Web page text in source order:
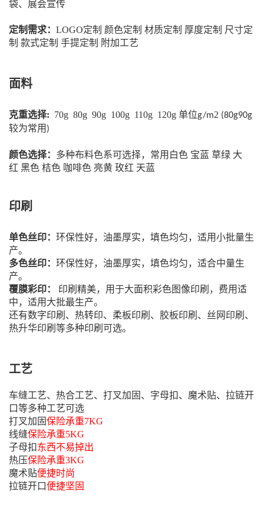
袋、展会宣传
定制需求： LOGO定制 颜色定制 材质定制 厚度定制 尺寸定
制 款式定制 手提定制 附加工艺
面料
克重选择: 70g 80g 90g 100g 110g 120g 单位g/m2 (80g90g
较为常用 )
颜色选择： 多种布料色系可选择，常用白色 宝蓝 草绿 大
红 黑色 桔色 咖啡色 亮黄 玫红 天蓝
印刷
单色丝印： 环保性好，油墨厚实，填色均匀，适用小批量生
产。
多色丝印： 环保性好，油墨厚实，填色均匀，适合中量生
产。
覆膜彩印：
印刷精美，用于大面积彩色图像印刷，费用适
中，适用大批最生产。
还有数字印刷、热转印、柔板印刷、胶板印刷、丝网印刷、
热升华印刷等多种印刷可选。
工艺
车缝工艺、热合工艺、打叉加固、字母扣、魔术贴、拉链开
口等多种工艺可选
打叉加固保险承重7KG
线缝保险承重5KG
子母扣 东西不易掉出
热压保险承重3KG
魔术贴便捷时尚
拉链开口便捷坚固